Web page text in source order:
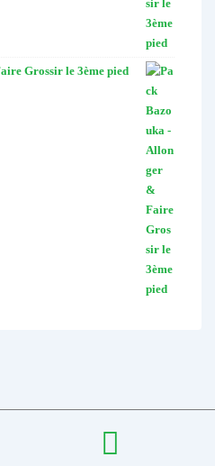
Grossir le 3ème pied